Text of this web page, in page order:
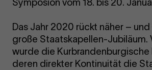
Symposion vom 18. bis 20.
Das Jahr 2020 rückt näher –
große Staatskapellen-Jubiläum.
wurde die Kurbrandenburgische
deren direkter Kontinuität die